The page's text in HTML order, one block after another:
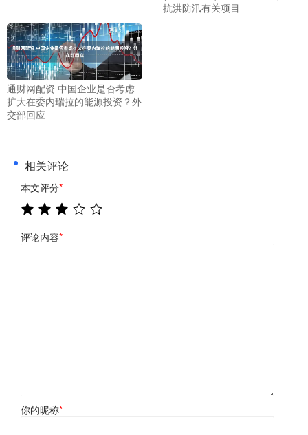
抗洪防汛有关项目
通财网配资 中国企业是否考虑
扩大在委内瑞拉的能源投资？外
交部回应
相关评论
本文评分*
评论内容*
你的昵称*